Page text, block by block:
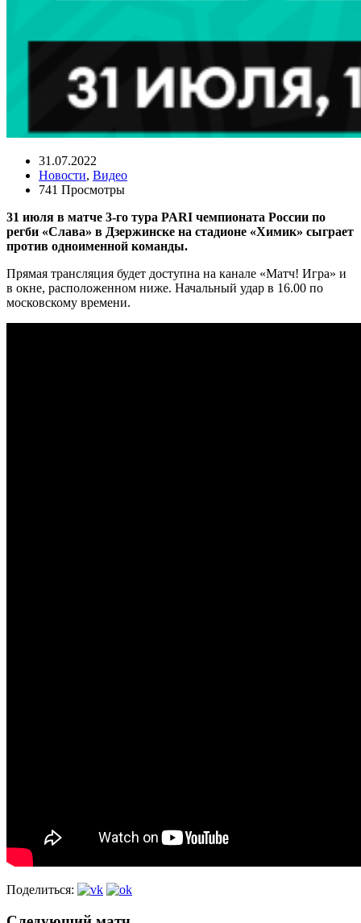
31.07.2022
Новости, Видео
741 Просмотры
31 июля в матче 3-го тура PARI чемпионата России по
регби «Слава» в Дзержинске на стадионе «Химик» сыграет
против одноименной команды.
Прямая трансляция будет доступна на канале «Матч! Игра» и
в окне, расположенном ниже. Начальный удар в 16.00 по
московскому времени.
Поделиться: